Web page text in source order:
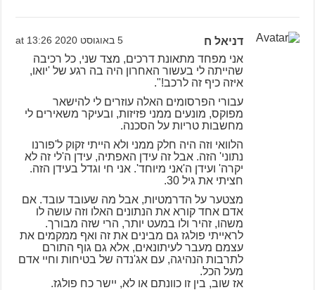
דניאל ח 5 באוגוסט 2020 at 13:26
אני מפחד מתאונת דרכים, מצד שני, כל רכיבה
שהייתה לי בעשור האחרון היה בה רגע של 'יואו,
איזה כיף זה לרכב!".
עבורי הפרסומים האלה עוזרים לי להישאר
מפוקס, מונעים ממני פזיזות, ובעיקר משאירים לי
מחשבות טריות על הסכנה.
הלוואי וזה היה חלק ממני ולא הייתי זקוק ל'פורנו
נתוני' הזה. אבל זה עידן האפתיה, עידן ה'לי זה לא
יקרה' ועידן ה'אני מיוחד'. אני חי וגדל בעידן הזה.
חציתי את גיל 30.
מצטער על הדרמטיות, אבל מה שעובד עובד. אם
אדם אחד קורא את הנתונים האלו וזה עושה לו
משהו, זהיר ולו במעט יותר, הרי שזה מבורך.
לראייתי פולגז גם מבינים את זה ואף ממקמים את
עצמם מעבר לעיתונאים, אלא גם גוף התורם
לתרבות הנהיגה, עם אג'נדה של בטיחות וחיי אדם
מעל הכל.
אז שוב, בין זו כוונתם או לא, יישר כח פולגז.